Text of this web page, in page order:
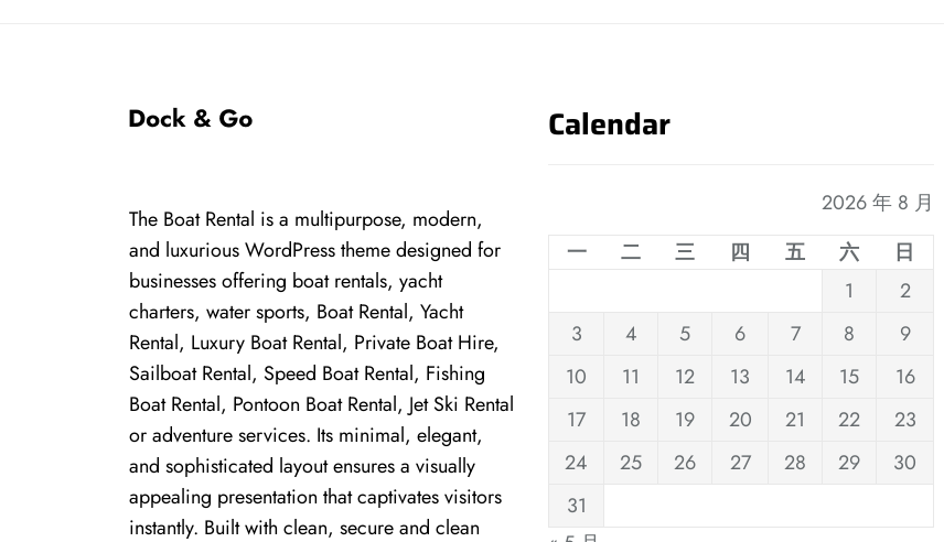
The Boat Rental is a multipurpose, modern,
and luxurious WordPress theme designed for
businesses offering boat rentals, yacht
charters, water sports, Boat Rental, Yacht
Rental, Luxury Boat Rental, Private Boat Hire,
Sailboat Rental, Speed Boat Rental, Fishing
Boat Rental, Pontoon Boat Rental, Jet Ski Rental
or adventure services. Its minimal, elegant,
and sophisticated layout ensures a visually
appealing presentation that captivates visitors
instantly. Built with clean, secure and clean
Calendar
2026 年 8 月
一
二 三 四 五 六
日
1
2
3
4 5 6 7 8
9
10
11 12 13 14 15
16
17
18 19 20 21 22
23
24
25 26 27 28 29
30
31